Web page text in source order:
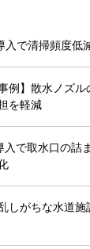
入で清掃頻度低
例】散水ノズ
を軽減
入で取水口の
しがちな水道